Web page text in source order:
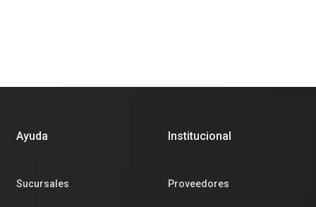
Ayuda
Sucursales
Institucional
Proveedores